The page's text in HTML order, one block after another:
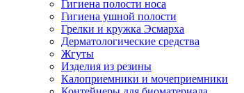
Гигиена полости носа
Гигиена ушной полости
Грелки и кружка Эсмарха
Дерматологические средства
Жгуты
Изделия из резины
Калоприемники и мочеприемники